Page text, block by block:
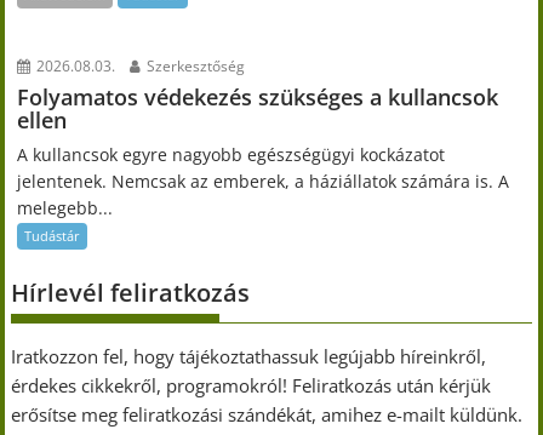
2026.08.03. Szerkesztőség
Folyamatos védekezés szükséges a kullancsok
ellen
A kullancsok egyre nagyobb egészségügyi kockázatot
jelentenek. Nemcsak az emberek, a háziállatok számára is. A
melegebb...
Tudástár
Hírlevél feliratkozás
Iratkozzon fel, hogy tájékoztathassuk legújabb híreinkről,
érdekes cikkekről, programokról! Feliratkozás után kérjük
erősítse meg feliratkozási szándékát, amihez e-mailt küldünk.